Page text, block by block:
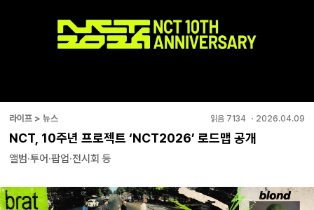
라이프 > 뉴스 읽음 7134 ・ 2026.04.09
NCT, 10주년 프로젝트 ‘NCT2026’ 로드맵 공개
앨범∙투어∙팝업∙전시회 등